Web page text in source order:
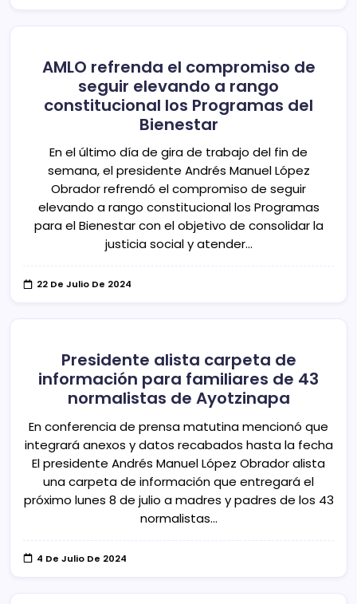
AMLO refrenda el compromiso de
seguir elevando a rango
constitucional los Programas del
Bienestar
En el último día de gira de trabajo del fin de
semana, el presidente Andrés Manuel López
Obrador refrendó el compromiso de seguir
elevando a rango constitucional los Programas
para el Bienestar con el objetivo de consolidar la
justicia social y atender…
22 De Julio De 2024
Presidente alista carpeta de
información para familiares de 43
normalistas de Ayotzinapa
En conferencia de prensa matutina mencionó que
integrará anexos y datos recabados hasta la fecha
El presidente Andrés Manuel López Obrador alista
una carpeta de información que entregará el
próximo lunes 8 de julio a madres y padres de los 43
normalistas…
4 De Julio De 2024